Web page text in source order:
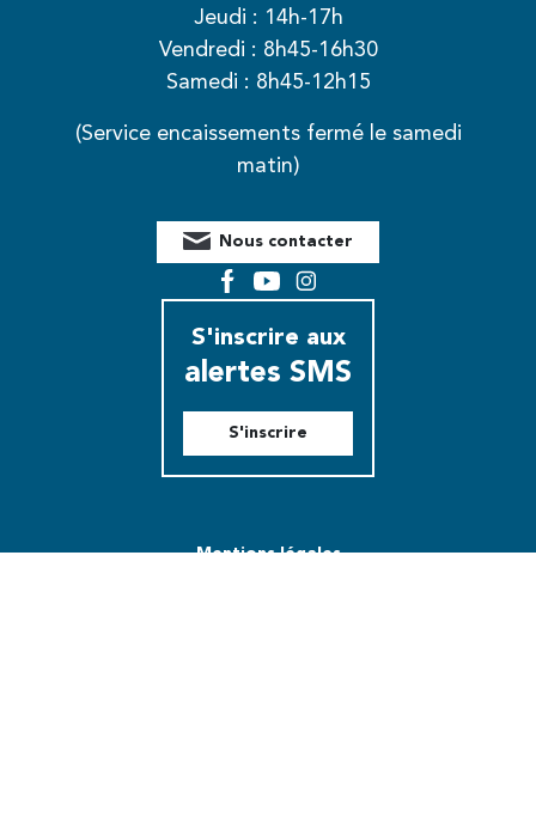
Jeudi : 14h-17h
Vendredi : 8h45-16h30
Samedi : 8h45-12h15
(Service encaissements fermé le samedi
matin)
Nous contacter
FacebookYouTubeInstagram
S'inscrire aux
alertes SMS
S'inscrire
Mentions légales